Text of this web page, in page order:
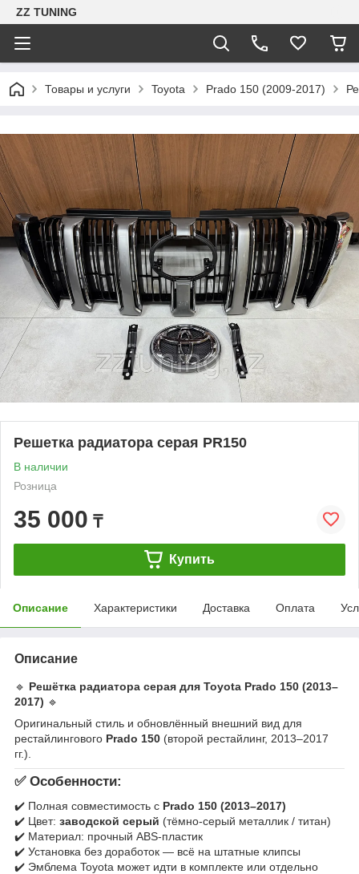
ZZ TUNING
Товары и услуги Toyota Prado 150 (2009-2017)
Решетка радиатора серая PR150
В наличии
Розница
35 000 ₸
Купить
Описание Характеристики Доставка Оплата
Описание
🔹 Решётка радиатора серая для Toyota Prado 150 (2013–
2017) 🔹
Оригинальный стиль и обновлённый внешний вид для
рестайлингового Prado 150 (второй рестайлинг, 2013–2017
гг.).
✅ Особенности:
✔️ Полная совместимость с Prado 150 (2013–2017)
✔️ Цвет: заводской серый (тёмно-серый металлик / титан)
✔️ Материал: прочный ABS-пластик
✔️ Установка без доработок — всё на штатные клипсы
✔️ Эмблема Toyota может идти в комплекте или отдельно